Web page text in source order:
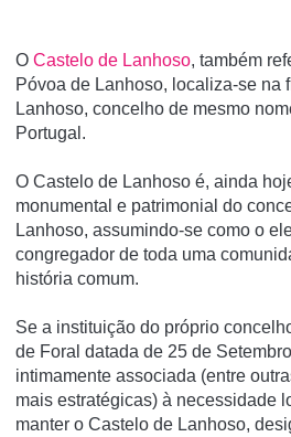
O Castelo de Lanhoso, também
Póvoa de Lanhoso, localiza-se na
Lanhoso, concelho de mesmo
Portugal.
O Castelo de Lanhoso é, ainda
monumental e patrimonial do
Lanhoso, assumindo-se como o
congregador de toda uma
história comum.
Se a instituição do próprio
de Foral datada de 25 de
intimamente associada (entre
mais estratégicas) à necessidade
manter o Castelo de Lanhoso,